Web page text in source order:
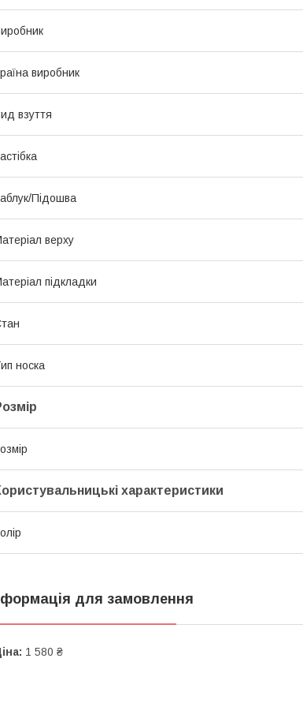
виробник
взуття
Підошва
верху
підкладки
носка
характеристики
для замовлення
1 580 ₴